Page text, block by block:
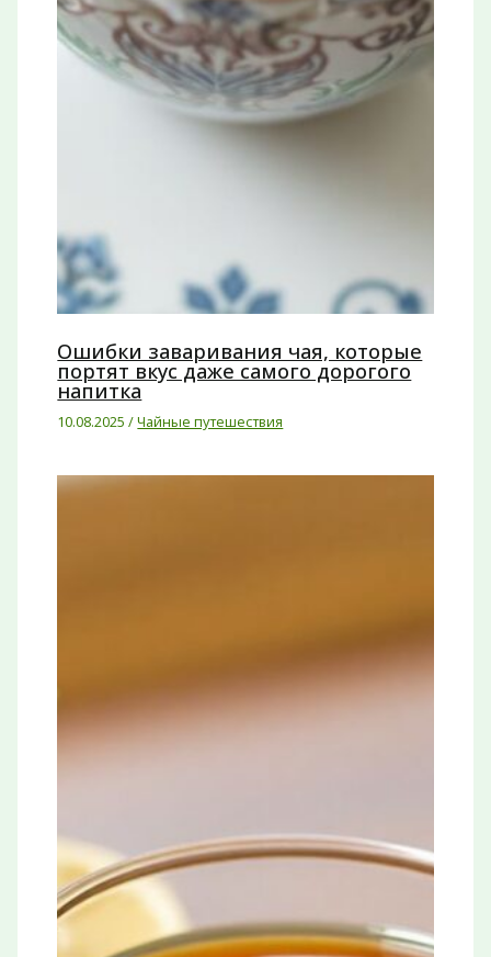
Ошибки заваривания чая, которые
портят вкус даже самого дорогого
напитка
10.08.2025/Чайные путешествия